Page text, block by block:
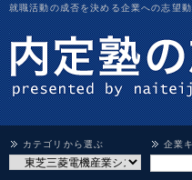
就職活動の成否を決める企業への志望
カテゴリから選ぶ 企業